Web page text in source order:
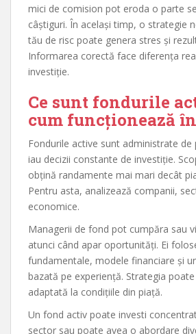
mici de comision pot eroda o parte
câștiguri. În același timp, o strategie
tău de risc poate genera stres și
Informarea corectă face diferența
investiție.
Ce sunt fondurile
cum funcționează
Fondurile active sunt administrate
iau decizii constante de investiție.
obțină randamente mai mari decât
Pentru asta, analizează companii,
economice.
Managerii de fond pot cumpăra sau
atunci când apar oportunități. Ei
fundamentale, modele financiare și
bazată pe experiență. Strategia
adaptată la condițiile din piață.
Un fond activ poate investi
sector sau poate avea o abordare